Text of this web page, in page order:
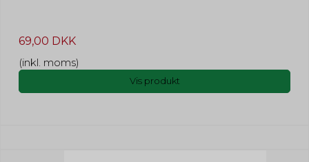
69,00 DKK
(inkl. moms)
Vis produkt